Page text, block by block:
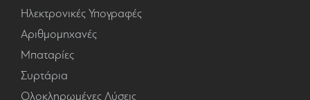
Ηλεκτρονικές Υπογραφές
Αριθμομηχανές
Μπαταρίες
Συρτάρια
Ολοκληρωμένες Λύσεις